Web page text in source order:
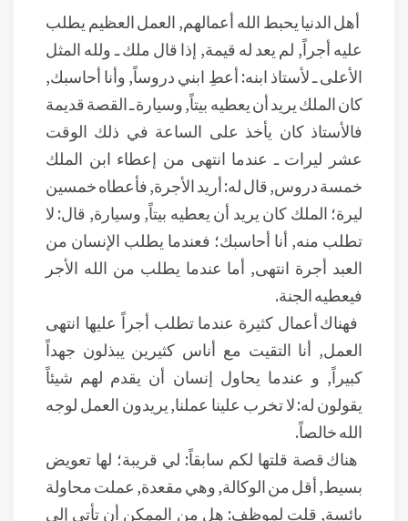
أهل الدنيا يحبط الله أعمالهم, العمل العظيم يطلب
عليه أجراً, لم يعد له قيمة, إذا قال ملك ـ ولله المثل
الأعلى ـ لأستاذ ابنه: أعطِ ابني دروساً, وأنا أحاسبك,
كان الملك يريد أن يعطيه بيتاً, وسيارة ـ القصة قديمة
فالأستاذ كان يأخذ على الساعة في ذلك الوقت
عشر ليرات ـ عندما انتهى من إعطاء ابن الملك
خمسة دروس, قال له: أريد الأجرة, فأعطاه خمسين
ليرة؛ الملك كان يريد أن يعطيه بيتاً, وسيارة, قال: لا
تطلب منه, أنا أحاسبك؛ فعندما يطلب الإنسان من
العبد أجرة انتهى, أما عندما يطلب من الله الأجر
فيعطيه الجنة.
فهناك أعمال كثيرة عندما تطلب أجراً عليها انتهى
العمل, أنا التقيت مع أناس كثيرين يبذلون جهداً
كبيراً, و عندما يحاول إنسان أن يقدم لهم شيئاً
يقولون له: لا تخرب علينا عملنا, يريدون العمل لوجه
الله خالصاً.
هناك قصة قلتها لكم سابقاً: لي قريبة؛ لها تعويض
بسيط, أقل من الوكالة, وهي مقعدة, عملت محاولة
يائسة, قلت لموظف: هل من الممكن أن تأتي إلى